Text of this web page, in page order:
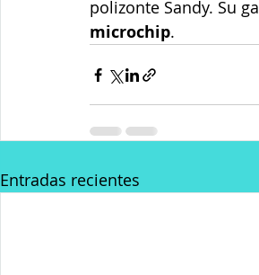
polizonte Sandy. Su
microchip.
Entradas recientes